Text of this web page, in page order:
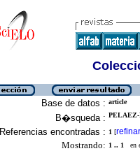
Base de datos : article
B�squeda :
Referencias encontradas : 1 [refinar
Mostrando: 1 .. 1 en